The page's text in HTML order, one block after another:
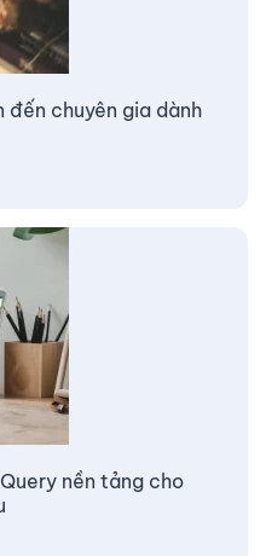
đến chuyên gia dành
nền tảng cho